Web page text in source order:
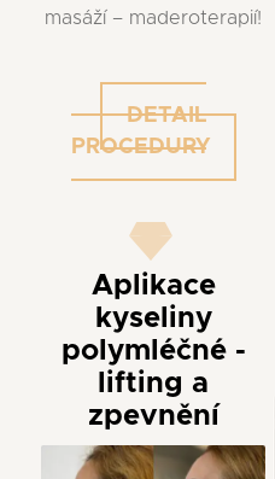
masáží – maderoterapií!
DETAIL
PROCEDURY
Aplikace
kyseliny
polymléčné -
lifting a
zpevnění